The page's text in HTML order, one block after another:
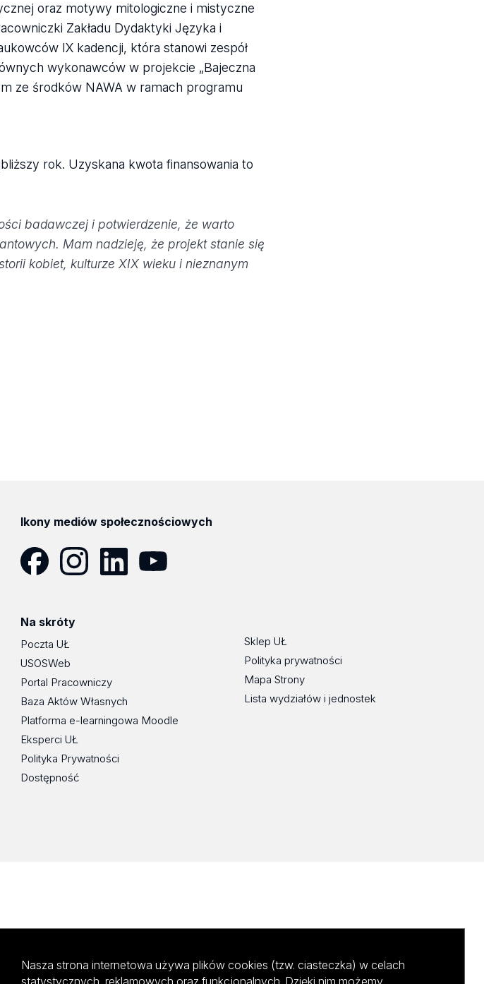
oraz motywy mitologiczne i mistyczne
Zakładu Dydaktyki Języka i
IX kadencji, która stanowi zespół
wykonawców w projekcie „Bajeczna
ze środków NAWA w ramach programu
rok. Uzyskana kwota finansowania to
badawczej i potwierdzenie, że warto
Mam nadzieję, że projekt stanie się
kobiet, kulturze XIX wieku i nieznanym
Ikony mediów społecznościowych
Na skróty
Poczta UŁ
USOSWeb
Portal Pracowniczy
Baza Aktów Własnych
Platforma e-learningowa Moodle
Eksperci UŁ
Polityka Prywatności
Dostępność
Sklep UŁ
Polityka prywatności
Mapa Strony
Lista wydziałów i jednostek
Nasza strona internetowa używa plików cookies (tzw. ciasteczka) w celach